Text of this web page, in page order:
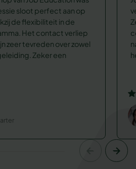
sloot perfect aan op
de flexibiliteit in de
Het contact verliep
zeer tevreden over zowel
Zeker een